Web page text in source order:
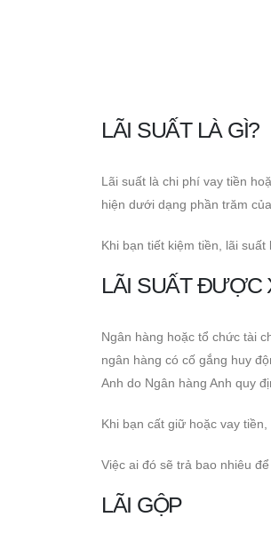
LÃI SUẤT LÀ GÌ?
Lãi suất là chi phí vay tiền
hiện dưới dạng phần trăm
Khi bạn tiết kiệm tiền, lãi
LÃI SUẤT ĐƯỢC
Ngân hàng hoặc tổ chức tài
ngân hàng có cố gắng huy
Anh do Ngân hàng Anh quy
Khi bạn cất giữ hoặc vay
Việc ai đó sẽ trả bao nhiêu
LÃI GỘP